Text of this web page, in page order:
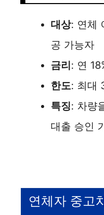
대상: 연체
공 가능자
금리: 연
한도: 최대
특징: 차량
대출 승인
연체자 중고